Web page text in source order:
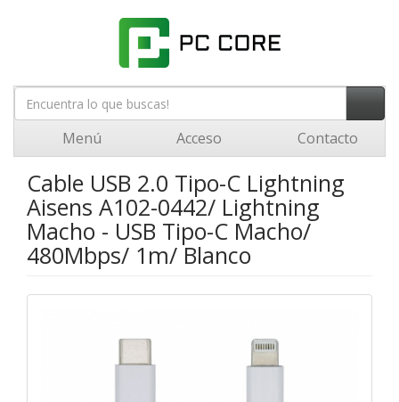
Menú Acceso Contacto
Cable USB 2.0 Tipo-C Lightning
Aisens A102-0442/ Lightning
Macho - USB Tipo-C Macho/
480Mbps/ 1m/ Blanco